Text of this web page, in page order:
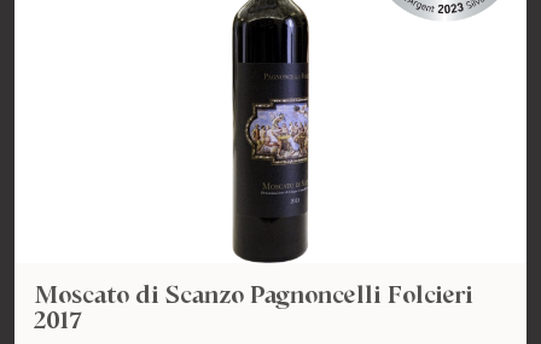
Moscato di Scanzo Pagnoncelli Folcieri
2017